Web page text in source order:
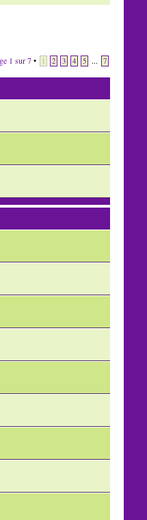
1 sur7• 1 2 3 4 5 ... 7